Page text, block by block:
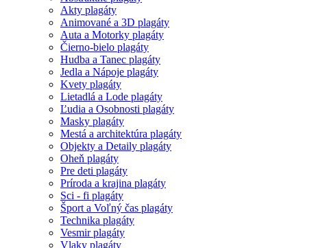
Akty plagáty
Animované a 3D plagáty
Auta a Motorky plagáty
Čierno-bielo plagáty
Hudba a Tanec plagáty
Jedla a Nápoje plagáty
Kvety plagáty
Lietadlá a Lode plagáty
Ľudia a Osobnosti plagáty
Masky plagáty
Mestá a architektúra plagáty
Objekty a Detaily plagáty
Oheň plagáty
Pre deti plagáty
Príroda a krajina plagáty
Sci - fi plagáty
Šport a Voľný čas plagáty
Technika plagáty
Vesmir plagáty
Vlaky plagáty